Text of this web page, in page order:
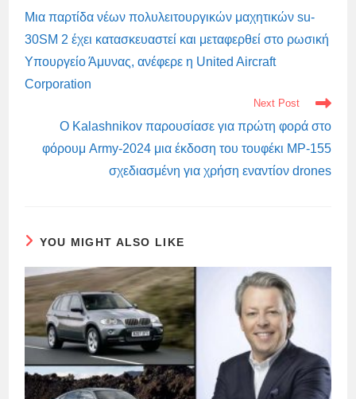
ARTICLES
Μια παρτίδα νέων πολυλειτουργικών μαχητικών su-
30SM 2 έχει κατασκευαστεί και μεταφερθεί στο ρωσική
Υπουργείο Άμυνας, ανέφερε η United Aircraft
Corporation
Next Post
Ο Kalashnikov παρουσίασε για πρώτη φορά στο
φόρουμ Army-2024 μια έκδοση του τουφέκι MP-155
σχεδιασμένη για χρήση εναντίον drones
YOU MIGHT ALSO LIKE